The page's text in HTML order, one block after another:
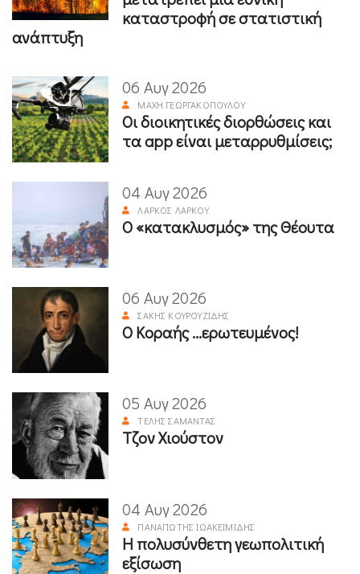
καταστροφή σε στατιστική
ανάπτυξη
06 Αυγ 2026
ΜΆΧΗ ΓΕΩΡΓΑΚΟΠΟΎΛΟΥ
Οι διοικητικές διορθώσεις και
τα app είναι μεταρρυθμίσεις;
04 Αυγ 2026
ΛΆΡΚΟΣ ΛΆΡΚΟΥ
Ο «κατακλυσμός» της Θέουτα
06 Αυγ 2026
ΣΆΚΗΣ ΚΟΥΡΟΥΖΊΔΗΣ
Ο Κοραής ...ερωτευμένος!
05 Αυγ 2026
ΤΈΛΗΣ ΣΑΜΑΝΤΆΣ
Τζον Χιούστον
04 Αυγ 2026
ΠΑΝΑΓΙΏΤΗΣ ΙΩΑΚΕΙΜΊΔΗΣ
Η πολυσύνθετη γεωπολιτική
εξίσωση